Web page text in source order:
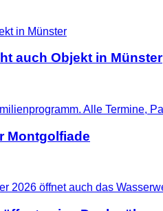
auch Objekt in Münster
Montgolfiade